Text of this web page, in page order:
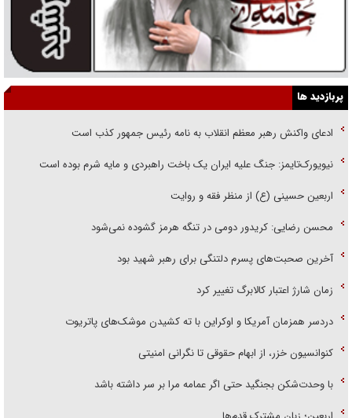
پربازدید ها
ادعای واکنش رهبر معظم انقلاب به نامه رئیس جمهور کذب است
نیویورک‌تایمز: جنگ علیه ایران یک باخت راهبردی و مایه شرم بوده است
اربعین حسینی (ع) از منظر فقه و روایت
محسن رضایی: کریدور دومی در تنگه هرمز گشوده نمی‌شود
آخرین صحبت‌های پسرم دلتنگی برای رهبر شهید بود
زمان شارژ اعتبار کالابرگ تغییر کرد
دردسر همزمان آمریکا و اوکراین با ته کشیدن موشک‌های پاتریوت
کنوانسیون خزر، از ابهام حقوقی تا نگرانی امنیتی
با وحدت‌شکن بجنگید حتی اگر عمامه مرا بر سر داشته باشد